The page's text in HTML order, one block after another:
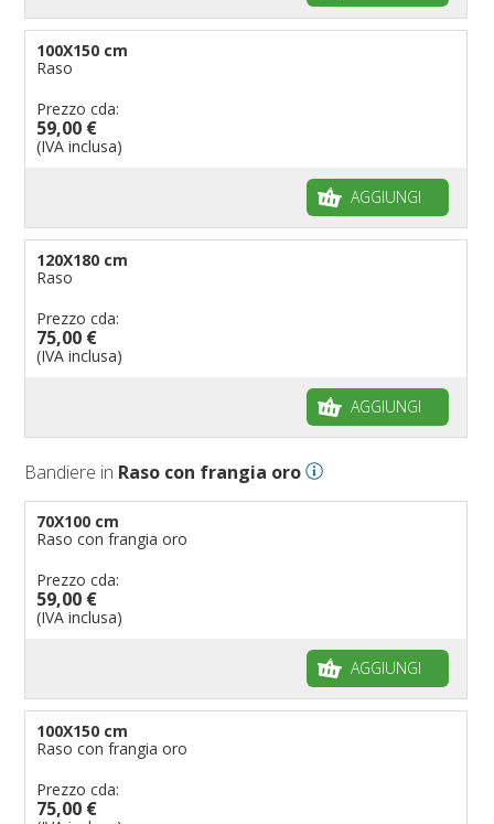
100X150 cm
Raso
Prezzo cda:
59,00 €
(IVA inclusa)
AGGIUNGI
120X180 cm
Raso
Prezzo cda:
75,00 €
(IVA inclusa)
AGGIUNGI
Bandiere in Raso con frangia oro
70X100 cm
Raso con frangia oro
Prezzo cda:
59,00 €
(IVA inclusa)
AGGIUNGI
100X150 cm
Raso con frangia oro
Prezzo cda:
75,00 €